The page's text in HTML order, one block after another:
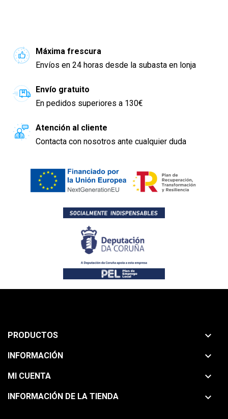
Máxima frescura
Envíos en 24 horas desde la subasta en lonja
Envío gratuito
En pedidos superiores a 130€
Atención al cliente
Contacta con nosotros ante cualquier duda
PRODUCTOS 
INFORMACIÓN 
MI CUENTA 
INFORMACIÓN DE LA TIENDA 